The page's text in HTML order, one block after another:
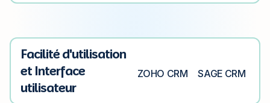
Facilité d'utilisation
et Interface
utilisateur
ZOHO CRM SAGE CRM